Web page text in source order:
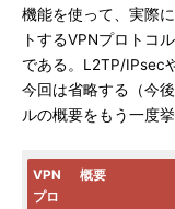
機能を使って、実際
トするVPNプロトコ
である。L2TP/IPsec
今回は省略する（今
ルの概要をもう一度挙
VPN
プロ
概要